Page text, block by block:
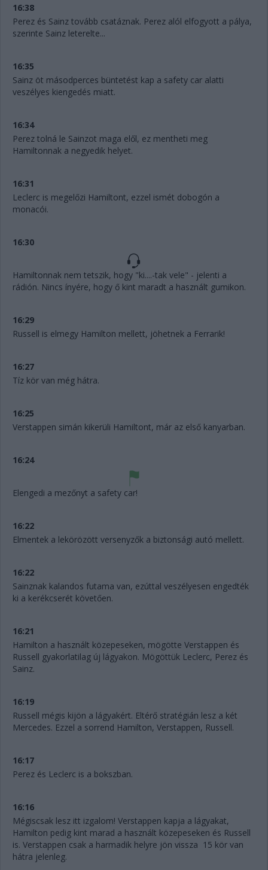
16:38
Perez és Sainz tovább csatáznak. Perez alól elfogyott a pálya,
szerinte Sainz leterelte...
16:35
Sainz öt másodperces büntetést kap a safety car alatti
veszélyes kiengedés miatt.
16:34
Perez tolná le Sainzot maga elől, ez mentheti meg
Hamiltonnak a negyedik helyet.
16:31
Leclerc is megelőzi Hamiltont, ezzel ismét dobogón a
monacói.
16:30
Hamiltonnak nem tetszik, hogy "ki....-tak vele" - jelenti a
rádión. Nincs ínyére, hogy ő kint maradt a használt gumikon.
16:29
Russell is elmegy Hamilton mellett, jöhetnek a Ferrarik!
16:27
Tíz kör van még hátra.
16:25
Verstappen simán kikerüli Hamiltont, már az első kanyarban.
16:24
Elengedi a mezőnyt a safety car!
16:22
Elmentek a lekörözött versenyzők a biztonsági autó mellett.
16:22
Sainznak kalandos futama van, ezúttal veszélyesen engedték
ki a kerékcserét követően.
16:21
Hamilton a használt közepeseken, mögötte Verstappen és
Russell gyakorlatilag új lágyakon. Mögöttük Leclerc, Perez és
Sainz.
16:19
Russell mégis kijön a lágyakért. Eltérő stratégián lesz a két
Mercedes. Ezzel a sorrend Hamilton, Verstappen, Russell.
16:17
Perez és Leclerc is a bokszban.
16:16
Mégiscsak lesz itt izgalom! Verstappen kapja a lágyakat,
Hamilton pedig kint marad a használt közepeseken és Russell
is. Verstappen csak a harmadik helyre jön vissza 15 kör van
hátra jelenleg.